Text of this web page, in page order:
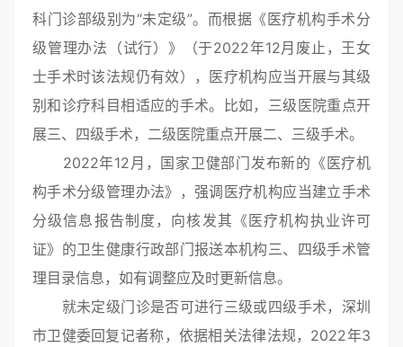
科门诊部级别为“未定级”。而根据《医疗机构手术分
级管理办法（试行）》（于2022年12月废止，王女
士手术时该法规仍有效），医疗机构应当开展与其级
别和诊疗科目相适应的手术。比如，三级医院重点开
展三、四级手术，二级医院重点开展二、三级手术。
2022年12月，国家卫健部门发布新的《医疗机
构手术分级管理办法》，强调医疗机构应当建立手术
分级信息报告制度，向核发其《医疗机构执业许可
证》的卫生健康行政部门报送本机构三、四级手术管
理目录信息，如有调整应及时更新信息。
就未定级门诊是否可进行三级或四级手术，深圳
市卫健委回复记者称，依据相关法律法规，2022年3